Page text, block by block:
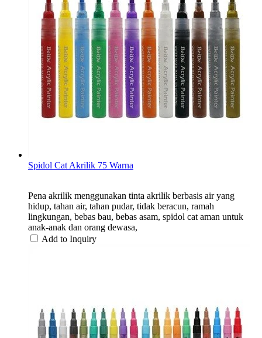
Spidol Cat Akrilik 75 Warna
Pena akrilik menggunakan tinta akrilik berbasis air yang
hidup, tahan air, tahan pudar, tidak beracun, ramah
lingkungan, bebas bau, bebas asam, spidol cat aman untuk
anak-anak dan orang dewasa,
Add to Inquiry